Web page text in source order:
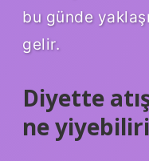
bu günde
gelir.
Diyette
ne